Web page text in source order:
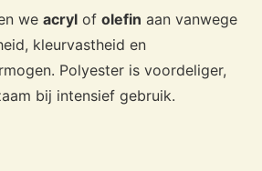
we acryl of olefin aan vanwege
kleurvastheid en
Polyester is voordeliger,
bij intensief gebruik.